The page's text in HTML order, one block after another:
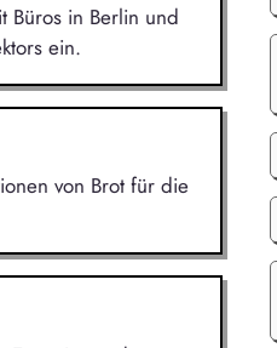
Büros in Berlin und
ein.
von Brot für die